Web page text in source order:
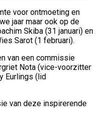
voor ontmoeting en
jaar maar ook op de
Skiba (31 januari) en
Sarot (1 februari).
van een commissie
Nota (vice-voorzitter
Eurlings (lid
van deze inspirerende